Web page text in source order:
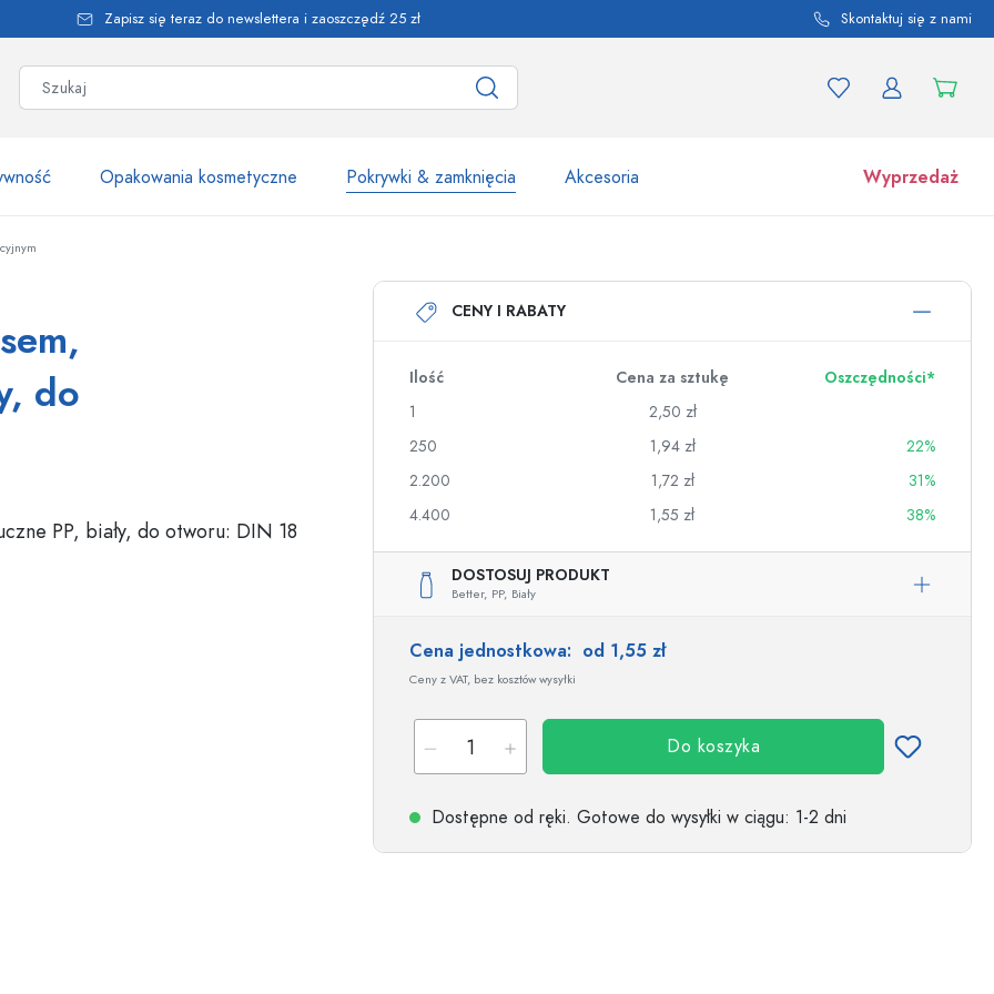
Zapisz się teraz do newslettera i zaoszczędź 25 zł Skontaktuj się z nami
Opakowania kosmetyczne Pokrywki & zamknięcia Akcesoria Wyprzedaż
Dozowniki airless
Butelki roll-on
Butelki z nadrukiem
Walentynki
Butelki ozdobne
Gąsiory i balony na wino
Słoiki
do
CENY I RABATY
Ilość Cena za sztukę
Oszczędności*
1
2,50 zł
250
1,94 zł
22%
2.200
1,72 zł
31%
4.400
1,55 zł 38%
DOSTOSUJ PRODUKT
Better, PP, Biały
Cena jednostkowa: od 1,55 zł
Ceny z VAT, bez kosztów wysyłki
Do koszyka
Dostępne od ręki. Gotowe do wysyłki w ciągu: 1-2 dni